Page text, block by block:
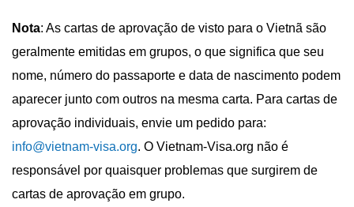
Nota: As cartas de aprovação de visto para o Vietnã são
geralmente emitidas em grupos, o que significa que seu
nome, número do passaporte e data de nascimento podem
aparecer junto com outros na mesma carta. Para cartas de
aprovação individuais, envie um pedido para:
info@vietnam-visa.org. O Vietnam-Visa.org não é
responsável por quaisquer problemas que surgirem de
cartas de aprovação em grupo.